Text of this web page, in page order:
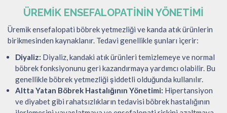
ÜREMIK ENSEFALOPATININ YÖNETIMI
Üremik ensefalopati böbrek yetmezliği ve kanda atık ürünlerin
birikmesinden kaynaklanır. Tedavi genellikle şunları içerir:
Diyaliz: Diyaliz, kandaki atık ürünleri temizlemeye ve normal
böbrek fonksiyonunu geri kazandırmaya yardımcı olabilir. Bu
genellikle böbrek yetmezliği şiddetli olduğunda kullanılır.
Altta Yatan Böbrek Hastalığının Yönetimi: Hipertansiyon
ve diyabet gibi rahatsızlıkların tedavisi böbrek hastalığının